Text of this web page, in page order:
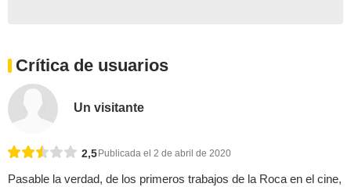
Crítica de usuarios
Un visitante
2,5 Publicada el 2 de abril de 2020
Pasable la verdad, de los primeros trabajos de la Roca en el cine,